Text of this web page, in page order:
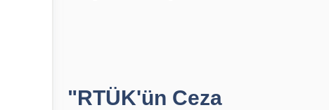
"RTÜK'ün Ceza